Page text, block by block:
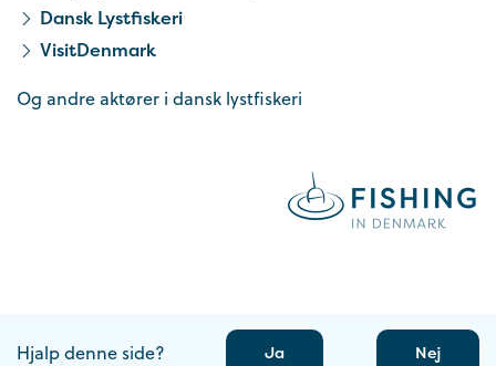
Dansk Lystfiskeri
VisitDenmark
Og andre aktører i dansk lystfiskeri
Hjalp denne side? Ja Nej